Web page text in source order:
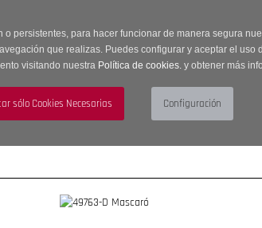
persistentes, para hacer funcionar de manera segura
que realizas. Puedes configurar y aceptar el uso
visitando nuestra Política de cookies. y obtener más